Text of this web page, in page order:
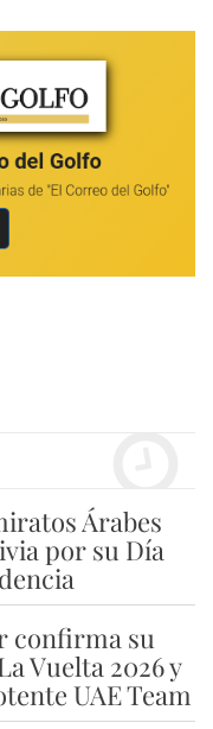
Árabes
por su Día
confirma su
Vuelta 2026 y
UAE Team